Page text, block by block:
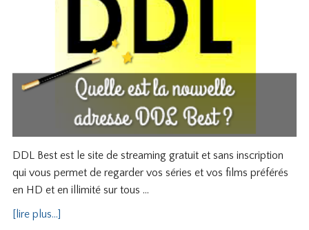
DDL Best est le site de streaming gratuit et sans inscription
qui vous permet de regarder vos séries et vos films préférés
en HD et en illimité sur tous …
[lire plus...]